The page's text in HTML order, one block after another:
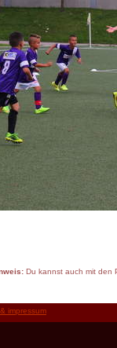
Du kannst auch mit den
impressum